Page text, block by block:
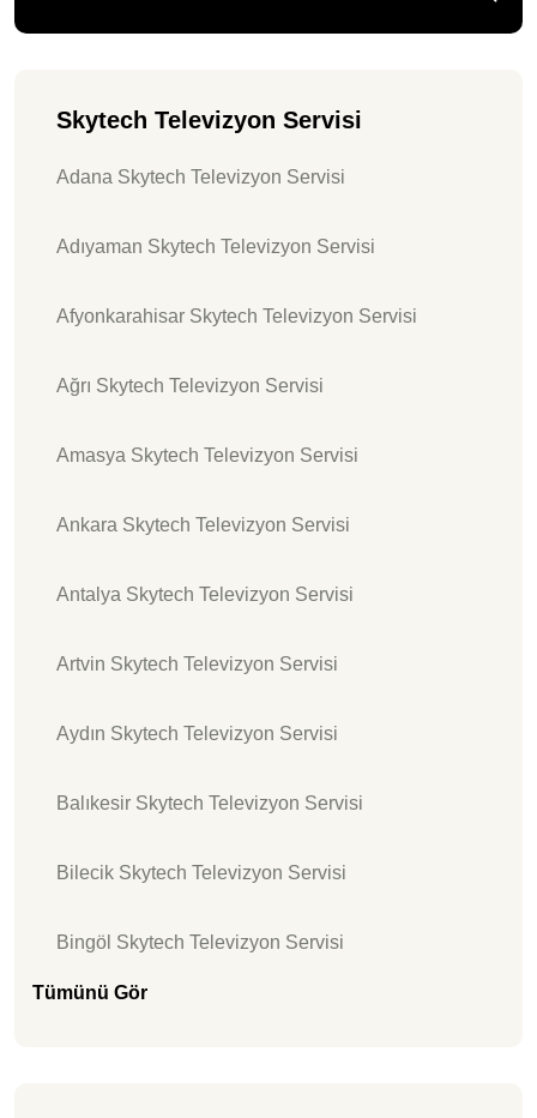
Skytech Televizyon Servisi
Adana Skytech Televizyon Servisi
Adıyaman Skytech Televizyon Servisi
Afyonkarahisar Skytech Televizyon Servisi
Ağrı Skytech Televizyon Servisi
Amasya Skytech Televizyon Servisi
Ankara Skytech Televizyon Servisi
Antalya Skytech Televizyon Servisi
Artvin Skytech Televizyon Servisi
Aydın Skytech Televizyon Servisi
Balıkesir Skytech Televizyon Servisi
Bilecik Skytech Televizyon Servisi
Bingöl Skytech Televizyon Servisi
Tümünü Gör